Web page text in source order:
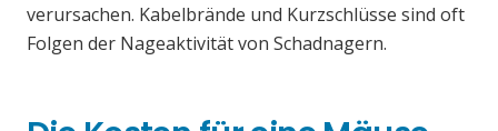
verursachen. Kabelbrände und Kurzschlüsse sind oft
Folgen der Nageaktivität von Schadnagern.